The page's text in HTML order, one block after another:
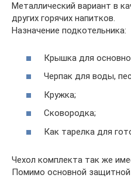
Металлический вариант в
других горячих напитков.
Назначение подкотельника:
Крышка для
Черпак для воды,
Кружка;
Сковородка;
Как тарелка для
Чехол комплекта так же
Помимо основной защитной